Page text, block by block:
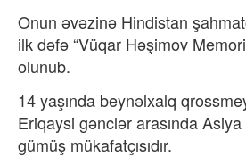
Onun əvəzinə Hindistan
ilk dəfə “Vüqar Həşimov
olunub.
14 yaşında beynəlxalq
Eriqaysi gənclər arasında Asiya
gümüş mükafatçısıdır.